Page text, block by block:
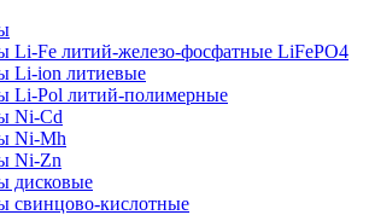
Li-Fe литий-железо-фосфатные LiFePO4
Li-ion литиевые
Li-Pol литий-полимерные
Ni-Cd
Ni-Mh
Ni-Zn
дисковые
свинцово-кислотные